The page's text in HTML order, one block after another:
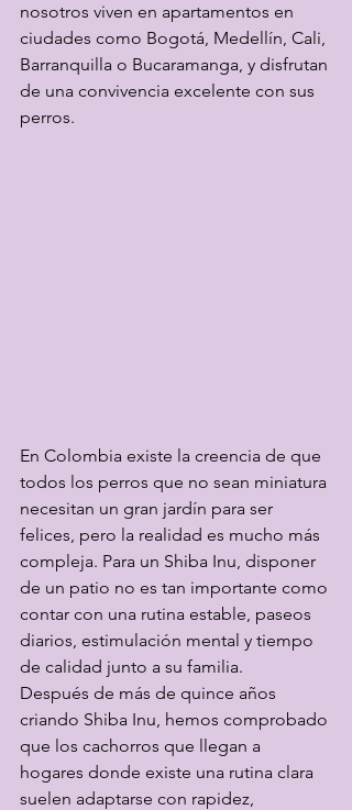
nosotros viven en apartamentos en
ciudades como Bogotá, Medellín, Cali,
Barranquilla o Bucaramanga, y disfrutan
de una convivencia excelente con sus
perros.
En Colombia existe la creencia de que
todos los perros que no sean miniatura
necesitan un gran jardín para ser
felices, pero la realidad es mucho más
compleja. Para un Shiba Inu, disponer
de un patio no es tan importante como
contar con una rutina estable, paseos
diarios, estimulación mental y tiempo
de calidad junto a su familia.
Después de más de quince años
criando Shiba Inu, hemos comprobado
que los cachorros que llegan a
hogares donde existe una rutina clara
suelen adaptarse con rapidez,